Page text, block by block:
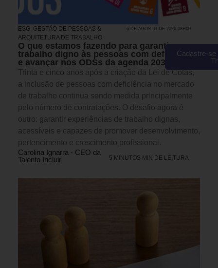
ESG, GESTÃO DE PESSOAS &
ARQUITETURA DE TRABALHO
6 DE AGOSTO DE 2026 08H00
O que estamos fazendo para garantir
trabalho digno às pessoas com deficiência
e avançar nos ODSs da agenda 2030?
Trinta e cinco anos após a criação da Lei de Cotas,
a inclusão de pessoas com deficiência no mercado
de trabalho continua sendo medida principalmente
pelo número de contratações. O desafio agora é
outro: garantir experiências de trabalho dignas,
acessíveis e capazes de promover desenvolvimento,
pertencimento e crescimento profissional.
Carolina Ignarra - CEO da
Talento Incluir
5 MINUTOS MIN DE LEITURA
Cadastre-